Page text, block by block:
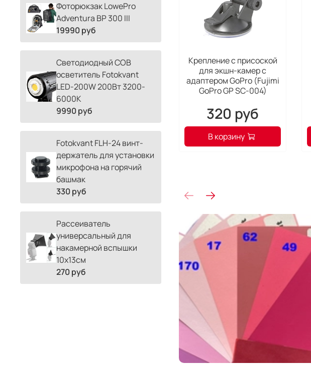
Крепление с присоской
для экшн-камер с
адаптером GoPro (Fujimi
GoPro GP SC-004)
320 руб
В корзину
Фоторюкзак LowePro
Adventura BP 300 III
19990 руб
Светодиодный COB
осветитель Fotokvant
LED-200W 200Вт 3200-
6000К
9990 руб
Fotokvant FLH-24 винт-
держатель для установки
микрофона на горячий
башмак
330 руб
Рассеиватель
универсальный для
накамерной вспышки
10х13см
270 руб